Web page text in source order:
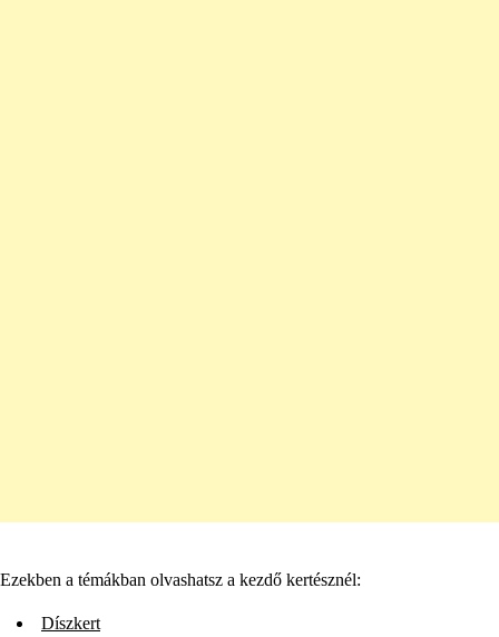
Ezekben a témákban olvashatsz a kezdő kertésznél:
Díszkert